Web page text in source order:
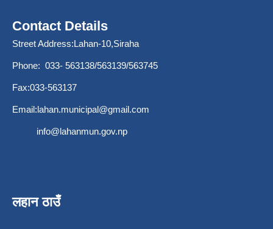
Contact Details
Street Address:Lahan-10,Siraha
Phone: 033- 563138/563139/563745
Fax:033-563137
Email:lahan.municipal@gmail.com
info@lahanmun.gov.np
लहान ठाउँ